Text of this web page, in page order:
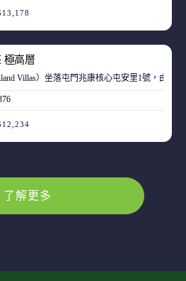
極高層
Villas）坐落屯門兆康核心屯安里1號，由
了解更多